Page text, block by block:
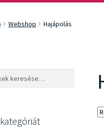
Webshop Hajápolás